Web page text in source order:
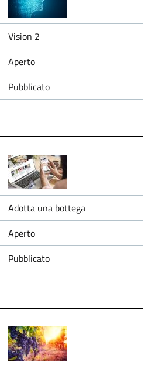
Vision 2
Aperto
Pubblicato
Adotta una bottega
Aperto
Pubblicato